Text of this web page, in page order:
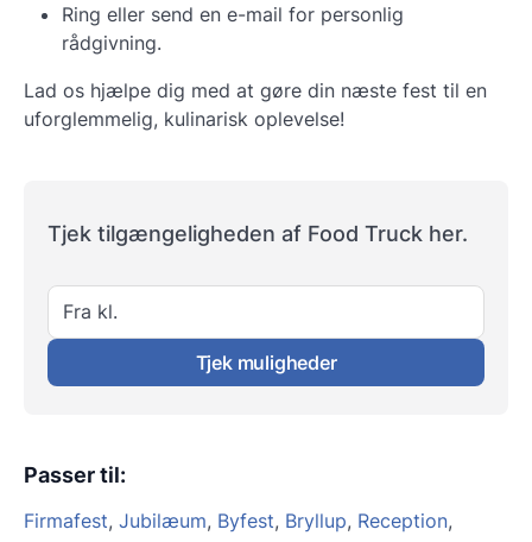
Ring eller send en e-mail for personlig
rådgivning.
Lad os hjælpe dig med at gøre din næste fest til en
uforglemmelig, kulinarisk oplevelse!
Tjek tilgængeligheden af Food Truck her.
Fra kl.
Tjek muligheder
Passer til:
Firmafest, Jubilæum, Byfest, Bryllup, Reception,